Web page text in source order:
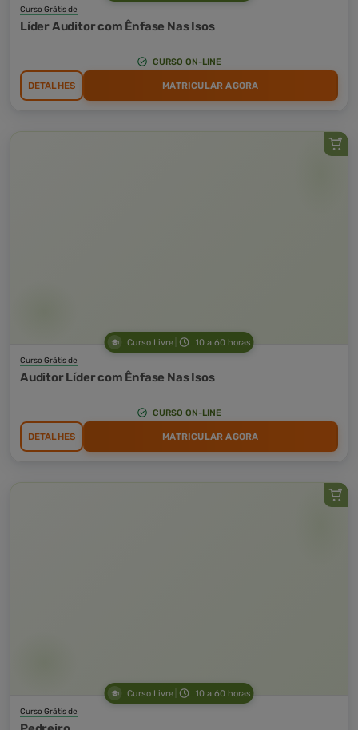
Curso Grátis de
Líder Auditor com Ênfase Nas Isos
CURSO ON-LINE
DETALHES MATRICULAR AGORA
Curso Livre 10 a 60 horas
Curso Grátis de
Auditor Líder com Ênfase Nas Isos
CURSO ON-LINE
DETALHES MATRICULAR AGORA
Curso Livre 10 a 60 horas
Curso Grátis de